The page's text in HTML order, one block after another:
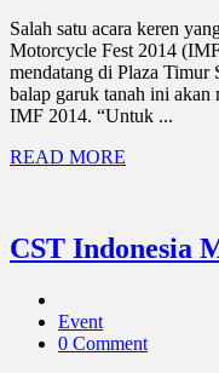
Salah satu acara keren
Motorcycle Fest 2014
mendatang di Plaza
balap garuk tanah ini akan
IMF 2014. “Untuk ...
READ MORE
CST Indonesia
Event
0 Comment